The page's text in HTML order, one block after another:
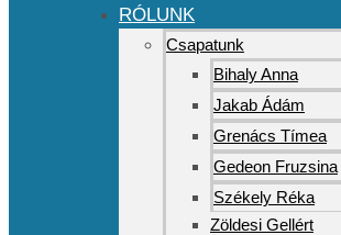
RÓLUNK
Csapatunk
Bihaly Anna
Jakab Ádám
Grenács Tímea
Gedeon Fruzsina
Székely Réka
Zöldesi Gellért